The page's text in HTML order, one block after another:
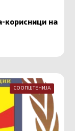
корисници на
СООПШТЕНИЈА